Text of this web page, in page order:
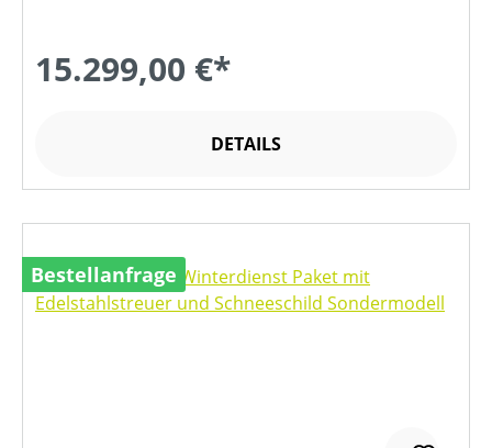
15.299,00 €*
DETAILS
Bestellanfrage